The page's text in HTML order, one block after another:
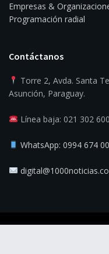
Empresas &
Programación radial
Contáctanos
Torre 2, Avda. Santa
Asunción, Paraguay.
Línea baja: 021 302 600
WhatsApp: 0994 674